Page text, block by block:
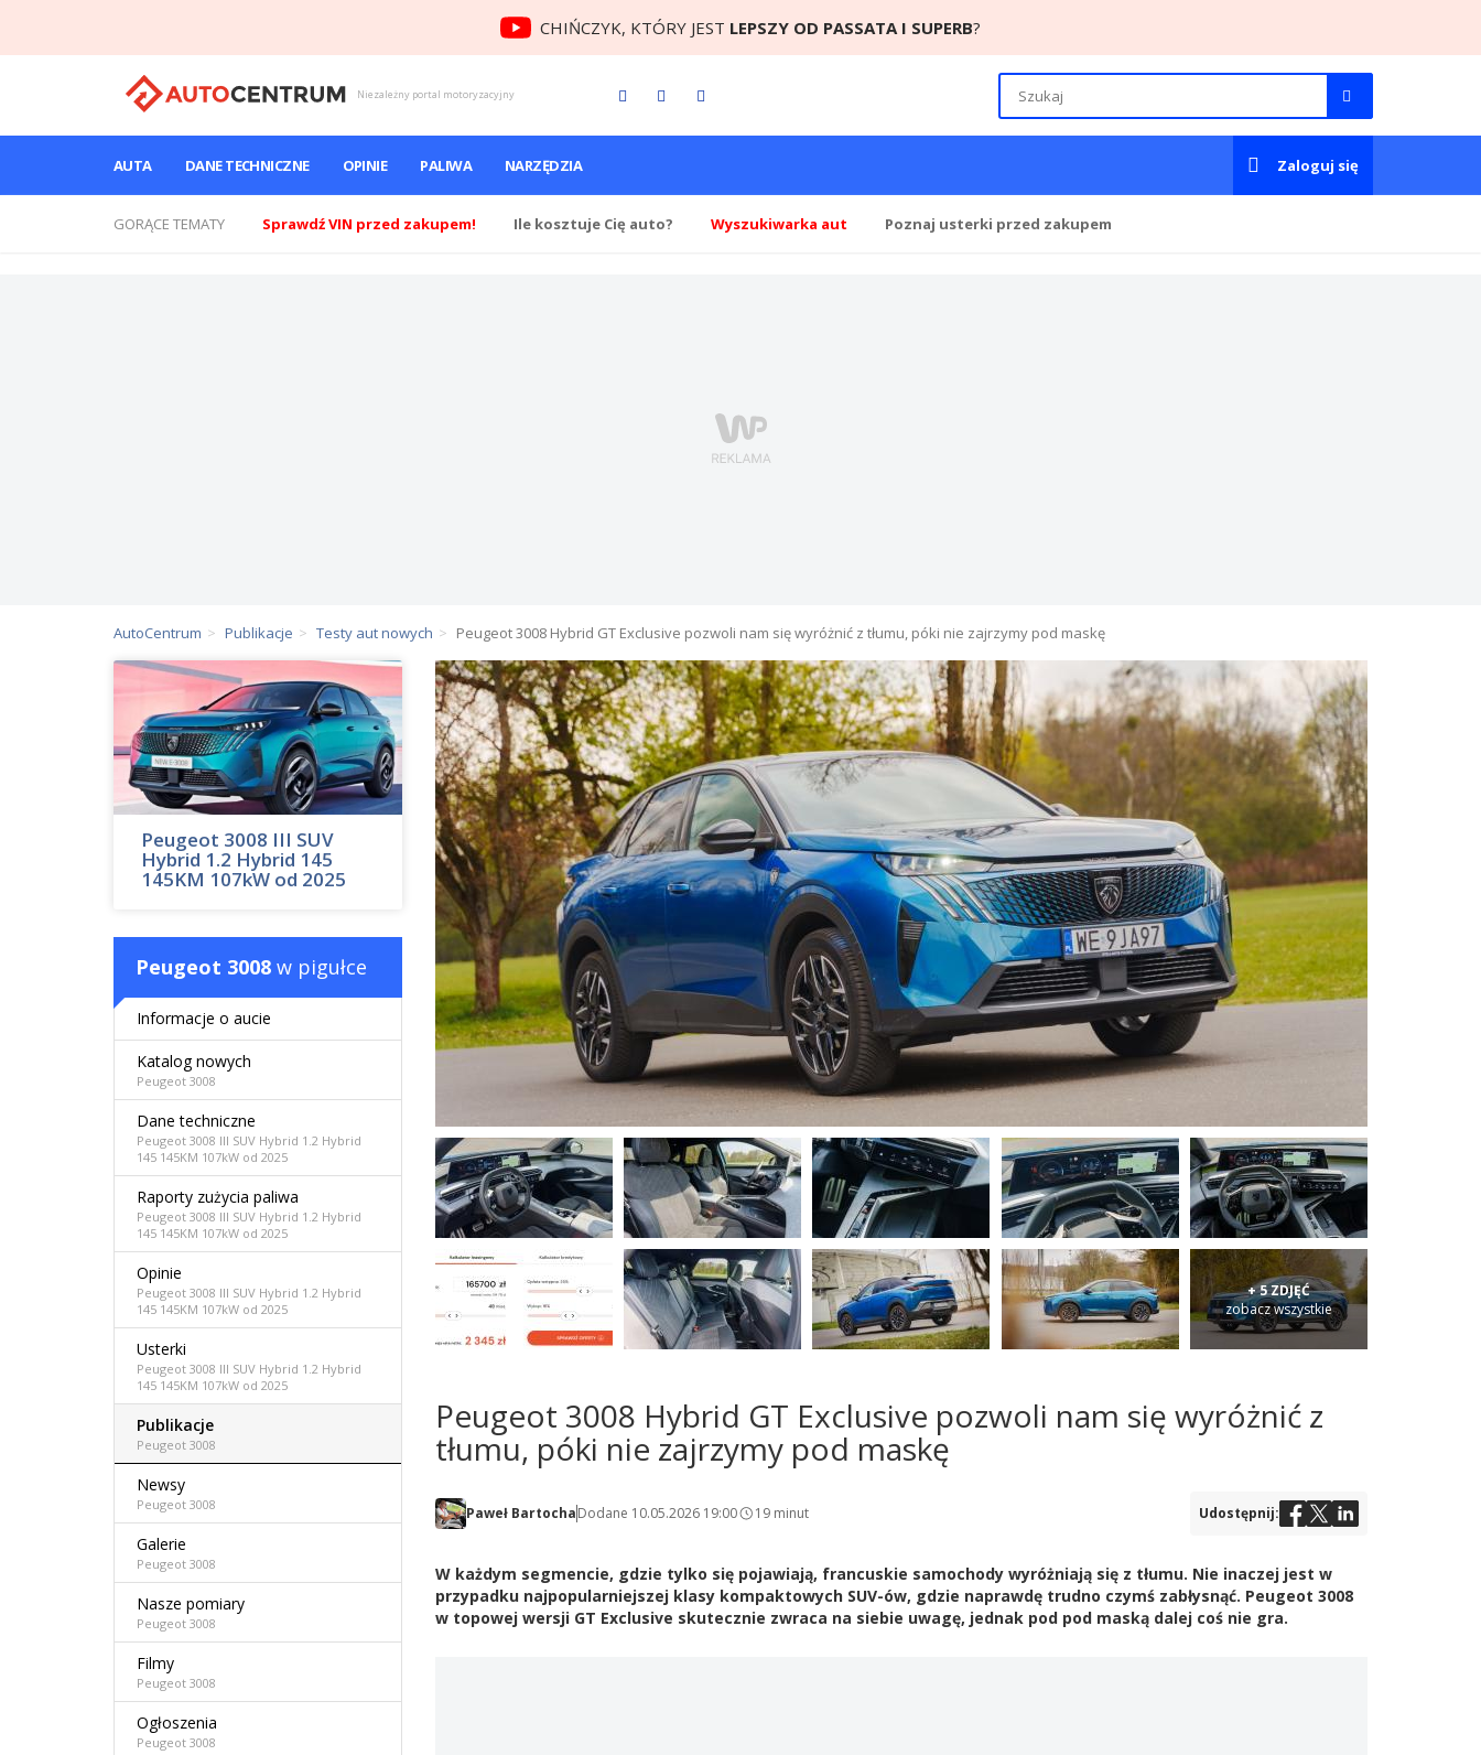
CHIŃCZYK, KTÓRY JEST LEPSZY OD PASSATA I SUPERB?
Niezależny portal motoryzacyjny
AUTA DANE TECHNICZNE OPINIE PALIWA NARZĘDZIA Zaloguj się
GORĄCE TEMATY Sprawdź VIN przed zakupem! Ile kosztuje Cię auto? Wyszukiwarka aut Poznaj usterki przed zakupem
AutoCentrum Publikacje Testy aut nowych Peugeot 3008 Hybrid GT Exclusive pozwoli nam się wyróżnić z tłumu, póki nie zajrzymy pod maskę
+ 5 ZDJĘĆ
zobacz wszystkie
Peugeot 3008 Hybrid GT Exclusive pozwoli nam się wyróżnić z
tłumu, póki nie zajrzymy pod maskę
Paweł BartochaDodane 10.05.2026 19:00 19 minut Udostępnij:
W każdym segmencie, gdzie tylko się pojawiają, francuskie samochody wyróżniają się z tłumu. Nie inaczej jest w
przypadku najpopularniejszej klasy kompaktowych SUV-ów, gdzie naprawdę trudno czymś zabłysnąć. Peugeot 3008
w topowej wersji GT Exclusive skutecznie zwraca na siebie uwagę, jednak pod pod maską dalej coś nie gra.
Peugeot 3008 III SUV
Hybrid 1.2 Hybrid 145
145KM 107kW od 2025
Peugeot 3008 w pigułce
Informacje o aucie
Katalog nowych
Peugeot 3008
Dane techniczne
Peugeot 3008 III SUV Hybrid 1.2 Hybrid
145 145KM 107kW od 2025
Raporty zużycia paliwa
Peugeot 3008 III SUV Hybrid 1.2 Hybrid
145 145KM 107kW od 2025
Opinie
Peugeot 3008 III SUV Hybrid 1.2 Hybrid
145 145KM 107kW od 2025
Usterki
Peugeot 3008 III SUV Hybrid 1.2 Hybrid
145 145KM 107kW od 2025
Publikacje
Peugeot 3008
Newsy
Peugeot 3008
Galerie
Peugeot 3008
Nasze pomiary
Peugeot 3008
Filmy
Peugeot 3008
Ogłoszenia
Peugeot 3008